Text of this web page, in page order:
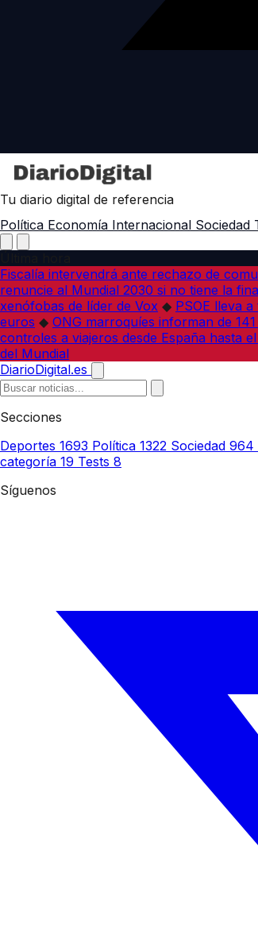
Tu diario digital de referencia
Política Economía Internacional Sociedad
Fiscalía intervendrá ante rechazo de
renuncie al Mundial 2030 si no tiene la
xenófobas de líder de Vox ◆ PSOE lleva
euros ◆ ONG marroquíes informan de
controles a viajeros desde España hasta
del Mundial
DiarioDigital.es
Secciones
Deportes 1693 Política 1322 Sociedad 964
categoría 19 Tests 8
Síguenos